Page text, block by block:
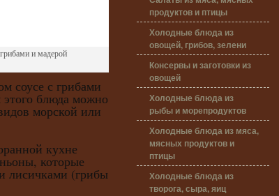
и мадерой
соусе с грибами
этого блюда можно
морской или
кухне
которые
лисичками (грибы
продуктов и птицы
Холодные блюда из
овощей, грибов, зелени
Консервы и заготовки из
овощей
Холодные блюда из
рыбы и морепродуктов
Холодные блюда из мяса,
мясных продуктов и
птицы
Холодные блюда из
творога, сыра, яиц